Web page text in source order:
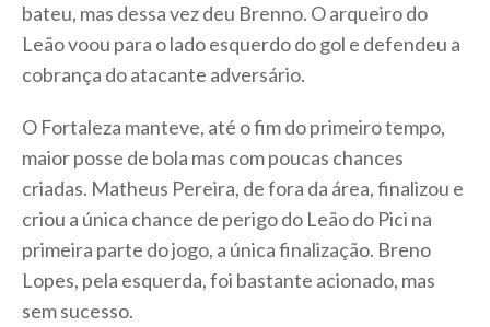
bateu, mas dessa vez deu Brenno. O arqueiro do
Leão voou para o lado esquerdo do gol e defendeu a
cobrança do atacante adversário.
O Fortaleza manteve, até o fim do primeiro tempo,
maior posse de bola mas com poucas chances
criadas. Matheus Pereira, de fora da área, finalizou e
criou a única chance de perigo do Leão do Pici na
primeira parte do jogo, a única finalização. Breno
Lopes, pela esquerda, foi bastante acionado, mas
sem sucesso.